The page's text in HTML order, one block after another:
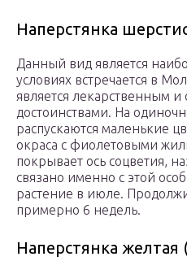
Наперстянка
Данный вид является
условиях встречается в
является лекарственным
достоинствами. На
распускаются маленькие
окраса с фиолетовыми
покрывает ось соцветия,
связано именно с этой
растение в июле.
примерно 6 недель.
Наперстянка желтая